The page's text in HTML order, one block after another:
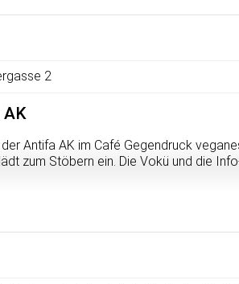
wie das Mietshäusersyndikat?
zu holen!
US-Flächen
sowie an eine
2
Antifa AK im Café Gegendruck
zum Stöbern ein. Die Vokü und die